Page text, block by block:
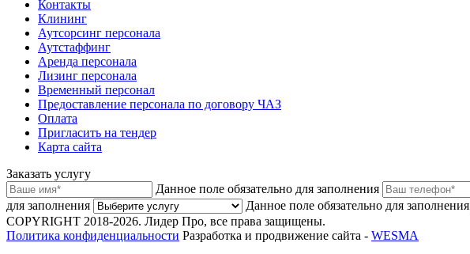
Контакты
Клининг
Аутсорсинг персонала
Аутстаффинг
Аренда персонала
Лизинг персонала
Временный персонал
Предоставление персонала по договору ЧАЗ
Оплата
Пригласить на тендер
Карта сайта
Заказать услугу
Данное поле обязательно для заполнения
для заполнения
Данное поле обязательно для заполнения
COPYRIGHT 2018-2026. Лидер Про, все права защищены.
Политика конфиденциальности Разработка и продвижение сайта - WESMA